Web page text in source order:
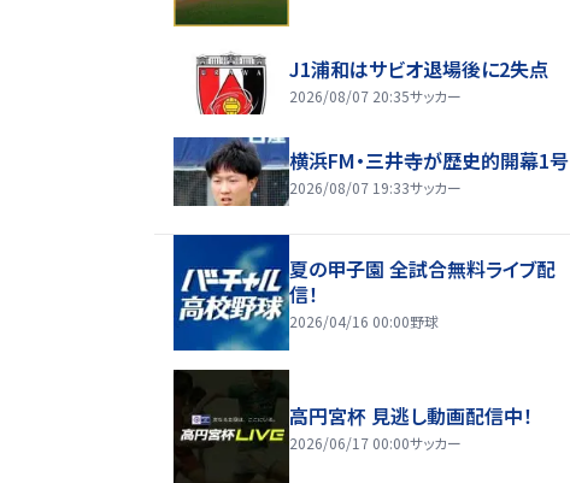
J1浦和はサビオ退場後に2失点
2026/08/07 20:35サッカー
横浜FM・三井寺が歴史的開幕1号
2026/08/07 19:33サッカー
夏の甲子園 全試合無料ライブ配
信！
2026/04/16 00:00野球
高円宮杯 見逃し動画配信中！
2026/06/17 00:00サッカー